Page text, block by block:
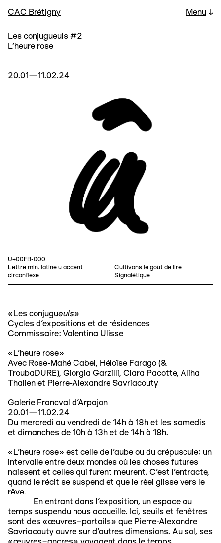
CAC Brétigny Menu ↓
Les conjugueuls #2
L’heure rose
20.01—11.02.24
U+00FB-000
Lettre min. latine u accent
circonflexe
Cultivons le goût de lire
Signalétique
« Les conjugueuls»
Cycles d’expositions et de résidences
Commissaire: Valentina Ulisse
«L’heure rose»
Avec Rose-Mahé Cabel, Héloïse Farago (&
TroubaDURE), Giorgia Garzilli, Clara Pacotte, Aliha
Thalien et Pierre-Alexandre Savriacouty
Galerie Francval d'Arpajon
20.01—11.02.24
Du mercredi au vendredi de 14h à 18h et les samedis
et dimanches de 10h à 13h et de 14h à 18h.
«L’heure rose» est celle de l’aube ou du crépuscule: un
intervalle entre deux mondes où les choses futures
naissent et celles qui furent meurent. C’est l’entracte,
quand le récit se suspend et que le réel glisse vers le
rêve.
En entrant dans l’exposition, un espace au
temps suspendu nous accueille. Ici, seuils et fenêtres
sont des «œuvres–portails» que Pierre-Alexandre
Savriacouty ouvre sur d’autres dimensions. Au sol, ses